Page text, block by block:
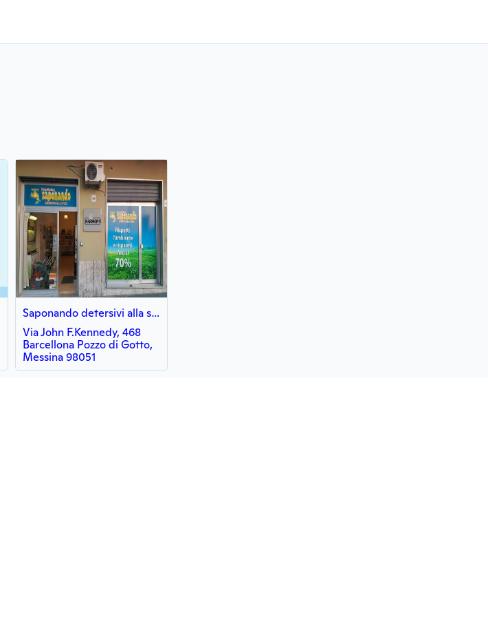
Saponando detersivi alla spina
Via John F.Kennedy, 468
Barcellona Pozzo di Gotto,
Messina 98051